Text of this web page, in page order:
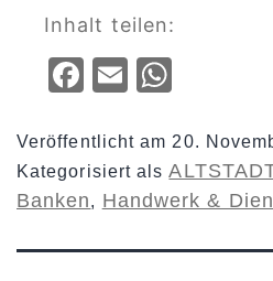
Inhalt teilen:
Facebook
Email
Veröffentlicht am 20.
Kategorisiert als
Banken, Handwerk &